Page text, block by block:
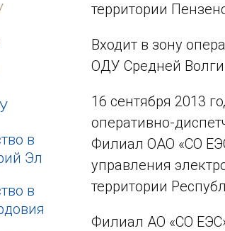
в
Эл
в
территории
Входит в зону
ОДУ Средней
16 сентября 2013
оперативно-
Филиал ОАО «СО
управления
территории
Филиал АО «СО